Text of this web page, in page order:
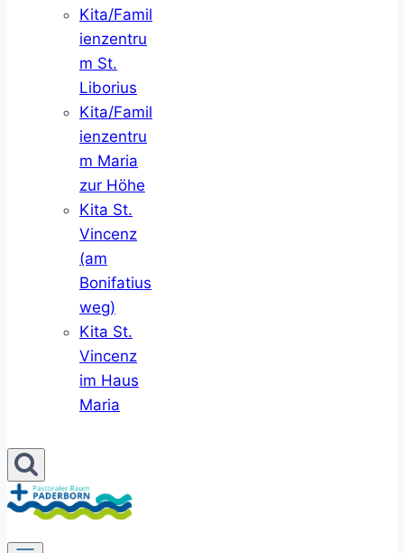
Kita/Famil
ienzentru
m St.
Liborius
Kita/Famil
ienzentru
m Maria
zur Höhe
Kita St.
Vincenz
(am
Bonifatius
weg)
Kita St.
Vincenz
im Haus
Maria